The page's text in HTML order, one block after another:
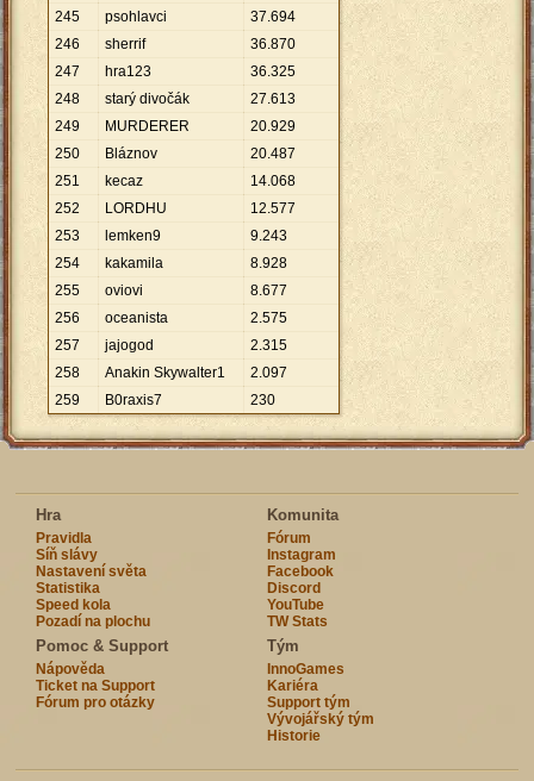
245
psohlavci 37.694
246
sherrif 36.870
247
hra123 36.325
248
starý divočák 27.613
249
MURDERER 20.929
250
Bláznov 20.487
251
kecaz 14.068
252
LORDHU 12.577
253
lemken9 9.243
254
kakamila 8.928
255
oviovi 8.677
256
oceanista 2.575
257
jajogod 2.315
258
Anakin Skywalter1 2.097
259
B0raxis7 230
Hra
Pravidla
Síň slávy
Nastavení světa
Statistika
Speed kola
Pozadí na plochu
Komunita
Fórum
Instagram
Facebook
Discord
YouTube
TW Stats
Pomoc & Support
Nápověda
Ticket na Support
Fórum pro otázky
Tým
InnoGames
Kariéra
Support tým
Vývojářský tým
Historie